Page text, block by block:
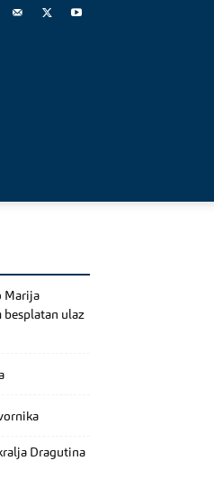
Marija
besplatan ulaz
Dragutina